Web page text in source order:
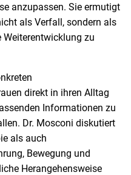
anzupassen. Sie ermutigt
als Verfall, sondern als
zu
direkt in ihren Alltag
Informationen zu
Dr. Mosconi diskutiert
als auch
Bewegung und
Herangehensweise